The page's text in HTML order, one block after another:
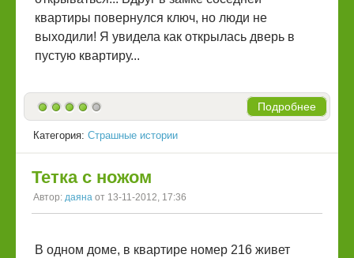
квартиры повернулся ключ, но люди не
выходили! Я увидела как открылась дверь в
пустую квартиру...
Подробнее
Категория: Страшные истории
Тетка с ножом
Автор: даяна от 13-11-2012, 17:36
В одном доме, в квартире номер 216 живет